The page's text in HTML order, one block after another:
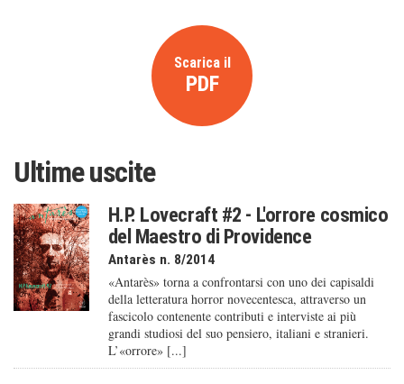
Scarica il
PDF
Ultime uscite
H.P. Lovecraft #2 - L'orrore cosmico
del Maestro di Providence
Antarès n. 8/2014
«Antarès» torna a confrontarsi con uno dei capisaldi
della letteratura horror novecentesca, attraverso un
fascicolo contenente contributi e interviste ai più
grandi studiosi del suo pensiero, italiani e stranieri.
L’«orrore» [...]